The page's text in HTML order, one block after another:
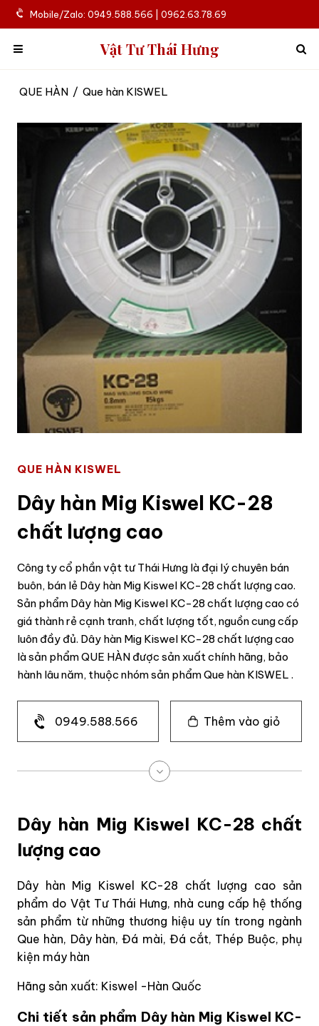
Mobile/Zalo: 0949.588.566 | 0962.63.78.69
Vật Tư Thái Hưng
QUE HÀN / Que hàn KISWEL
QUE HÀN KISWEL
Dây hàn Mig Kiswel KC-28
chất lượng cao
Công ty cổ phần vật tư Thái Hưng là đại lý chuyên bán
buôn, bán lẻ Dây hàn Mig Kiswel KC-28 chất lượng cao.
Sản phẩm Dây hàn Mig Kiswel KC-28 chất lượng cao có
giá thành rẻ cạnh tranh, chất lượng tốt, nguồn cung cấp
luôn đầy đủ. Dây hàn Mig Kiswel KC-28 chất lượng cao
là sản phẩm QUE HÀN được sản xuất chính hãng, bảo
hành lâu năm, thuộc nhóm sản phẩm Que hàn KISWEL .
0949.588.566 Thêm vào giỏ
Dây hàn Mig Kiswel KC-28 chất
lượng cao
Dây hàn Mig Kiswel KC-28 chất lượng cao sản
phẩm do Vật Tư Thái Hưng, nhà cung cấp hệ thống
sản phẩm từ những thương hiệu uy tín trong ngành
Que hàn, Dây hàn, Đá mài, Đá cắt, Thép Buộc, phụ
kiện máy hàn
Hãng sản xuất: Kiswel -Hàn Quốc
Chi tiết sản phẩm Dây hàn Mig Kiswel KC-